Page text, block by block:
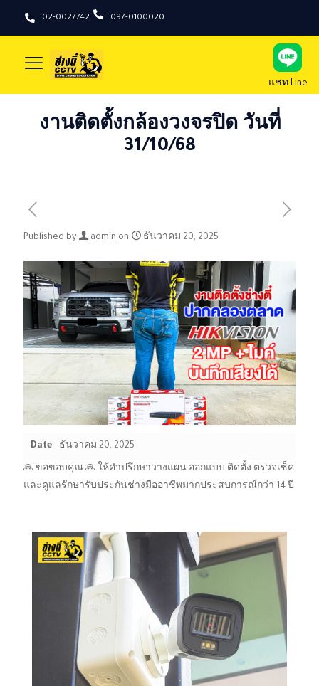
02-0027742 097-0100020
แชท Line
งานติดตั้งกล้องวงจรปิด วันที่
31/10/68
Published by admin on ธันวาคม 20, 2025
Date ธันวาคม 20, 2025
🙏 ขอขอบคุณ 🙏 ให้คำปรึกษาวางแผน ออกแบบ ติดตั้ง ตรวจเช็ค
และดูแลรักษารับประกันช่างมืออาชีพมากประสบการณ์กว่า 14 ปี